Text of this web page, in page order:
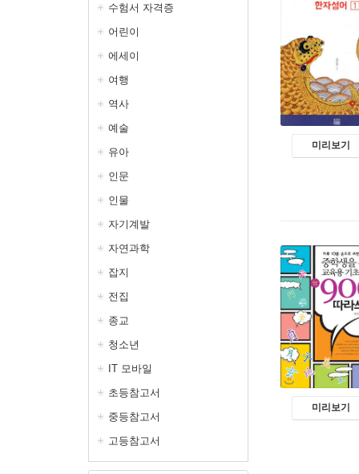
수험서 자격증
어린이
에세이
여행
역사
예술
유아
인문
인물
자기계발
자연과학
잡지
전집
종교
청소년
IT 모바일
초등참고서
중등참고서
고등참고서
미리보기
미리보기